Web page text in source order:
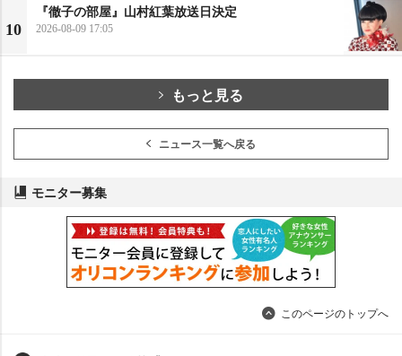
10
『徹子の部屋』山村紅葉放送日決定
2026-08-09 17:05
もっと見る
ニュース一覧へ戻る
モニター募集
このページのトップへ